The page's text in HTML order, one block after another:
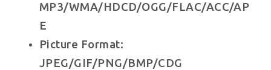
MP3/WMA/HDCD/OGG/FLAC/ACC/AP
E
Picture Format:
JPEG/GIF/PNG/BMP/CDG